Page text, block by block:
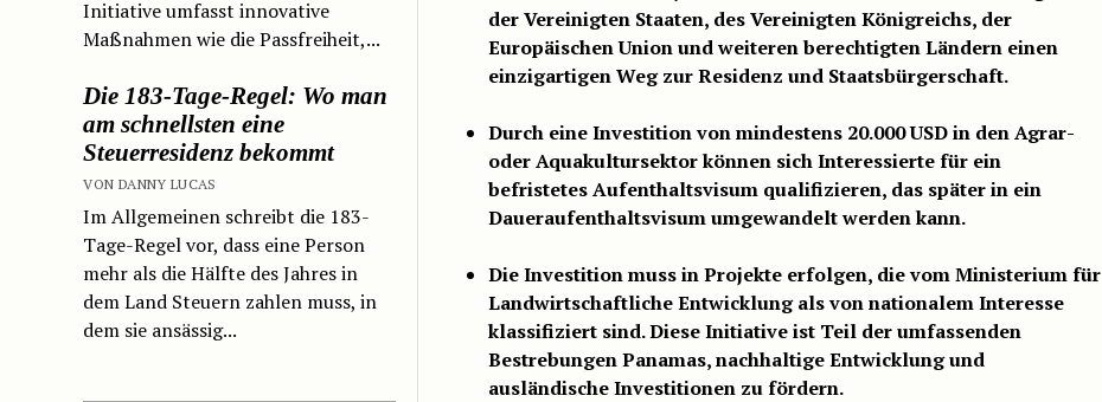
Initiative umfasst innovative
Maßnahmen wie die Passfreiheit,...
Die 183-Tage-Regel: Wo man
am schnellsten eine
Steuerresidenz bekommt
VON DANNY LUCAS
Im Allgemeinen schreibt die 183-
Tage-Regel vor, dass eine Person
mehr als die Hälfte des Jahres in
dem Land Steuern zahlen muss, in
dem sie ansässig...
der Vereinigten Staaten, des Vereinigten Königreichs, der
Europäischen Union und weiteren berechtigten Ländern einen
einzigartigen Weg zur Residenz und Staatsbürgerschaft.
Durch eine Investition von mindestens 20.000 USD in den Agrar-
oder Aquakultursektor können sich Interessierte für ein
befristetes Aufenthaltsvisum qualifizieren, das später in ein
Daueraufenthaltsvisum umgewandelt werden kann.
Die Investition muss in Projekte erfolgen, die vom Ministerium für
Landwirtschaftliche Entwicklung als von nationalem Interesse
klassifiziert sind. Diese Initiative ist Teil der umfassenden
Bestrebungen Panamas, nachhaltige Entwicklung und
ausländische Investitionen zu fördern.